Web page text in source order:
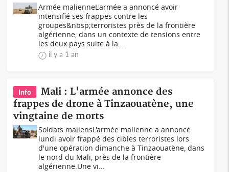
Armée malienneL'armée a annoncé avoir
intensifié ses frappes contre les
groupes&nbsp;terroristes près de la frontière
algérienne, dans un contexte de tensions entre
les deux pays suite à la...
il y a 1 an
Info
Mali : L'armée annonce des
frappes de drone à Tinzaouatène, une
vingtaine de morts
Soldats maliensL'armée malienne a annoncé
lundi avoir frappé des cibles terroristes lors
d'une opération dimanche à Tinzaouatène, dans
le nord du Mali, près de la frontière
algérienne.Une vi...